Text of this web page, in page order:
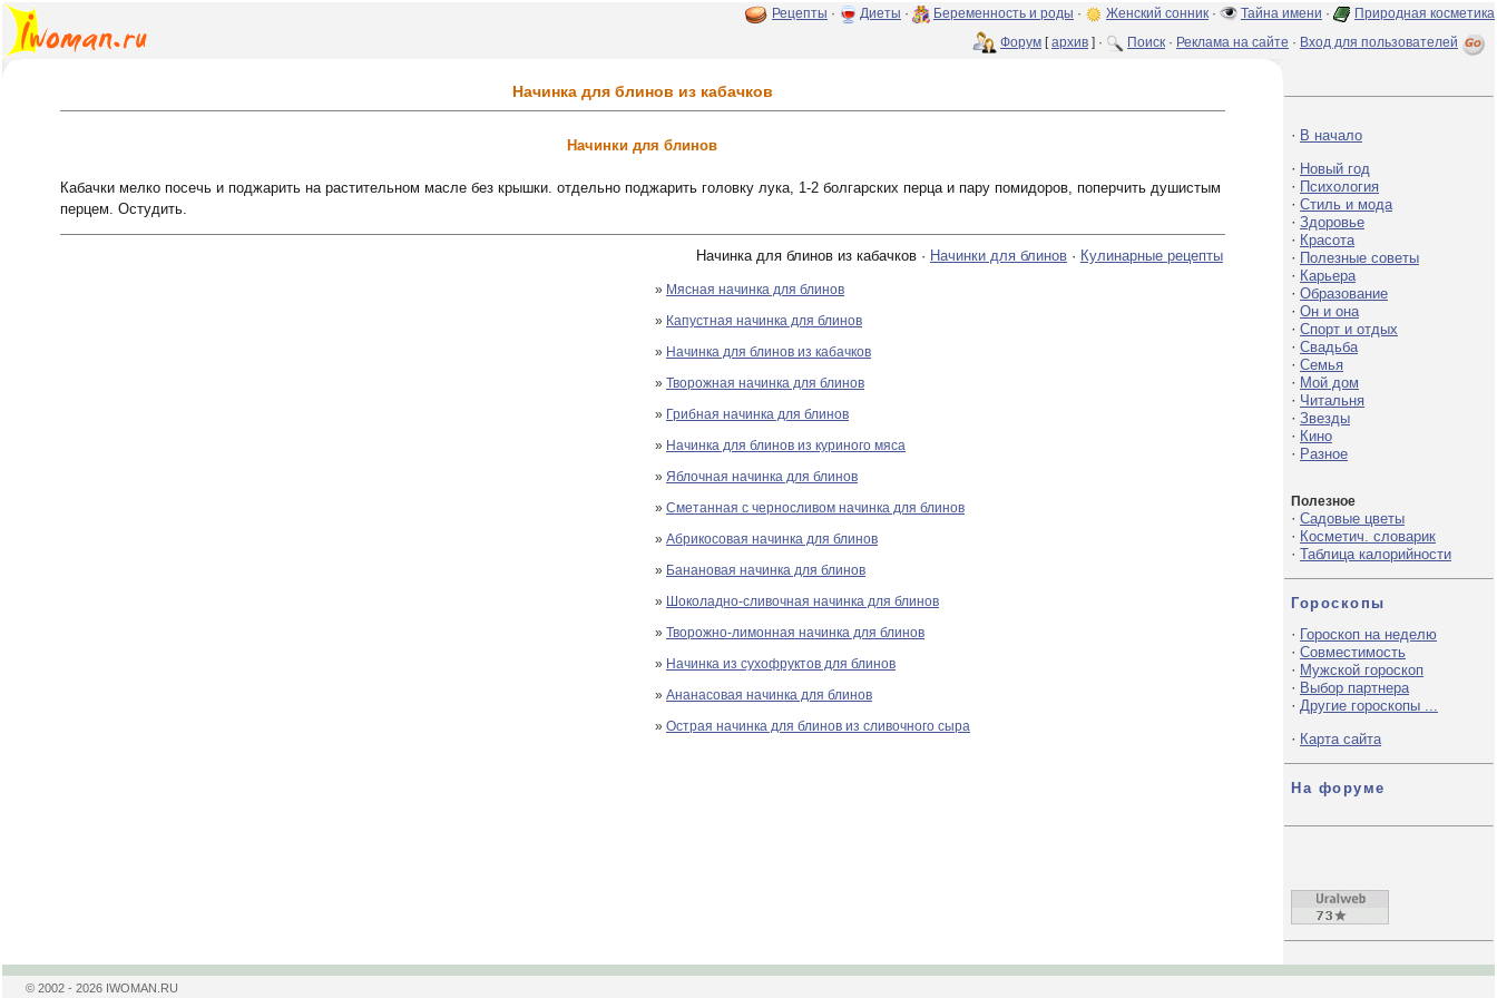
Рецепты · Диеты · Беременность и роды · Женский сонник · Тайна имени ·
Природная косметика
Форум [архив ] · Поиск · Реклама на сайте · Вход для пользователей
Начинка для блинов из кабачков
Начинки для блинов
Кабачки мелко посечь и поджарить на растительном масле без крышки. отдельно поджарить головку лука, 1-2 болгарских перца и пару помидоров, поперчить душистым
перцем. Остудить.
Начинка для блинов из кабачков · Начинки для блинов · Кулинарные рецепты
» Мясная начинка для блинов
» Капустная начинка для блинов
» Начинка для блинов из кабачков
» Творожная начинка для блинов
» Грибная начинка для блинов
» Начинка для блинов из куриного мяса
» Яблочная начинка для блинов
» Сметанная с черносливом начинка для блинов
» Абрикосовая начинка для блинов
» Банановая начинка для блинов
» Шоколадно-сливочная начинка для блинов
» Творожно-лимонная начинка для блинов
» Начинка из сухофруктов для блинов
» Ананасовая начинка для блинов
» Острая начинка для блинов из сливочного сыра
· В начало
· Новый год
· Психология
· Стиль и мода
· Здоровье
· Красота
· Полезные советы
· Карьера
· Образование
· Он и она
· Спорт и отдых
· Свадьба
· Семья
· Мой дом
· Читальня
· Звезды
· Кино
· Разное
Полезное
· Садовые цветы
· Косметич. словарик
· Таблица калорийности
Гороскопы
· Гороскоп на неделю
· Совместимость
· Мужской гороскоп
· Выбор партнера
· Другие гороскопы ...
· Карта сайта
На форуме
© 2002 - 2026 IWOMAN.RU